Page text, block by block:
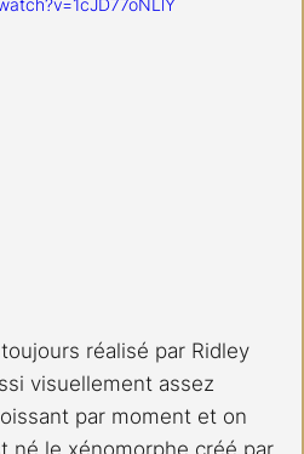
réalisé par Ridley
visuellement assez
par moment et on